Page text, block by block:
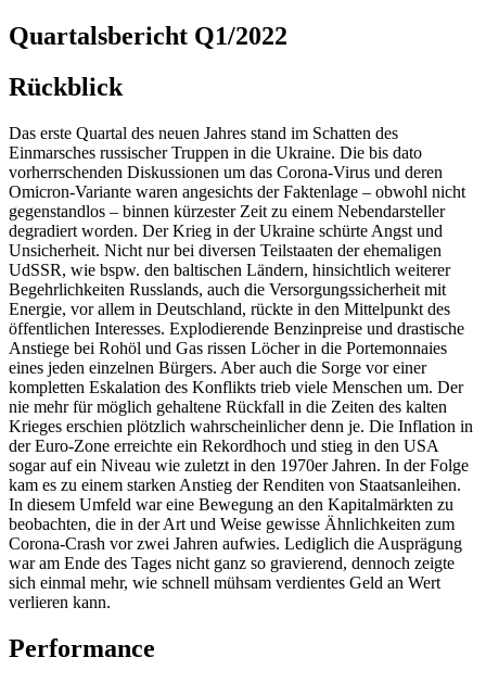
Quartalsbericht Q1/2022
Rückblick
Das erste Quartal des neuen Jahres stand im Schatten des
Einmarsches russischer Truppen in die Ukraine. Die bis dato
vorherrschenden Diskussionen um das Corona-Virus und deren
Omicron-Variante waren angesichts der Faktenlage – obwohl nicht
gegenstandlos – binnen kürzester Zeit zu einem Nebendarsteller
degradiert worden. Der Krieg in der Ukraine schürte Angst und
Unsicherheit. Nicht nur bei diversen Teilstaaten der ehemaligen
UdSSR, wie bspw. den baltischen Ländern, hinsichtlich weiterer
Begehrlichkeiten Russlands, auch die Versorgungssicherheit mit
Energie, vor allem in Deutschland, rückte in den Mittelpunkt des
öffentlichen Interesses. Explodierende Benzinpreise und drastische
Anstiege bei Rohöl und Gas rissen Löcher in die Portemonnaies
eines jeden einzelnen Bürgers. Aber auch die Sorge vor einer
kompletten Eskalation des Konflikts trieb viele Menschen um. Der
nie mehr für möglich gehaltene Rückfall in die Zeiten des kalten
Krieges erschien plötzlich wahrscheinlicher denn je. Die Inflation in
der Euro-Zone erreichte ein Rekordhoch und stieg in den USA
sogar auf ein Niveau wie zuletzt in den 1970er Jahren. In der Folge
kam es zu einem starken Anstieg der Renditen von Staatsanleihen.
In diesem Umfeld war eine Bewegung an den Kapitalmärkten zu
beobachten, die in der Art und Weise gewisse Ähnlichkeiten zum
Corona-Crash vor zwei Jahren aufwies. Lediglich die Ausprägung
war am Ende des Tages nicht ganz so gravierend, dennoch zeigte
sich einmal mehr, wie schnell mühsam verdientes Geld an Wert
verlieren kann.
Performance